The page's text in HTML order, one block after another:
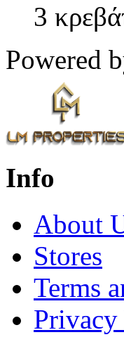
3
Powered
Info
About
Stores
Terms